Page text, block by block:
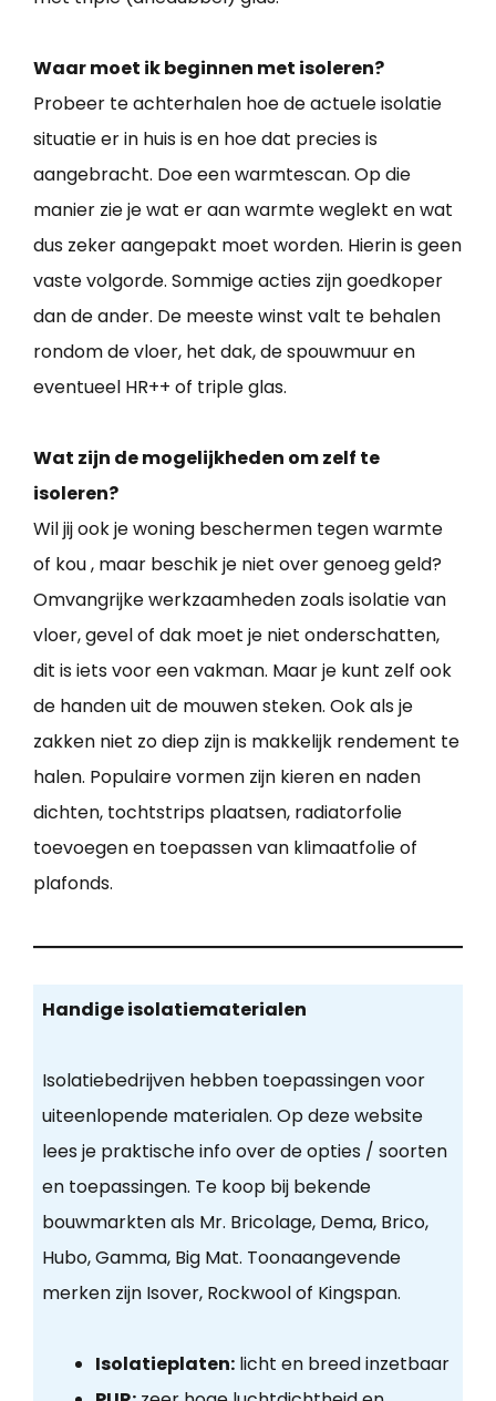
Waar moet ik beginnen met isoleren?
Probeer te achterhalen hoe de actuele isolatie
situatie er in huis is en hoe dat precies is
aangebracht. Doe een warmtescan. Op die
manier zie je wat er aan warmte weglekt en wat
dus zeker aangepakt moet worden. Hierin is geen
vaste volgorde. Sommige acties zijn goedkoper
dan de ander. De meeste winst valt te behalen
rondom de vloer, het dak, de spouwmuur en
eventueel HR++ of triple glas.
Wat zijn de mogelijkheden om zelf te
isoleren?
Wil jij ook je woning beschermen tegen warmte
of kou , maar beschik je niet over genoeg geld?
Omvangrijke werkzaamheden zoals isolatie van
vloer, gevel of dak moet je niet onderschatten,
dit is iets voor een vakman. Maar je kunt zelf ook
de handen uit de mouwen steken. Ook als je
zakken niet zo diep zijn is makkelijk rendement te
halen. Populaire vormen zijn kieren en naden
dichten, tochtstrips plaatsen, radiatorfolie
toevoegen en toepassen van klimaatfolie of
plafonds.
Handige isolatiematerialen
Isolatiebedrijven hebben toepassingen voor
uiteenlopende materialen. Op deze website
lees je praktische info over de opties / soorten
en toepassingen. Te koop bij bekende
bouwmarkten als Mr. Bricolage, Dema, Brico,
Hubo, Gamma, Big Mat. Toonaangevende
merken zijn Isover, Rockwool of Kingspan.
Isolatieplaten:licht en breed inzetbaar